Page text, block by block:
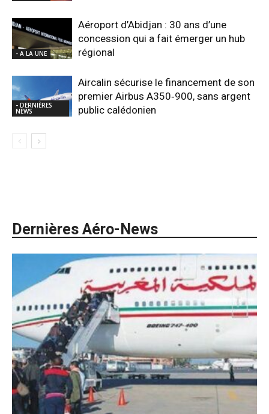
- A LA UNE
Aéroport d’Abidjan : 30 ans d’une
concession qui a fait émerger un hub
régional
- DERNIÈRES
NEWS
Aircalin sécurise le financement de son
premier Airbus A350‑900, sans argent
public calédonien
Dernières Aéro-News